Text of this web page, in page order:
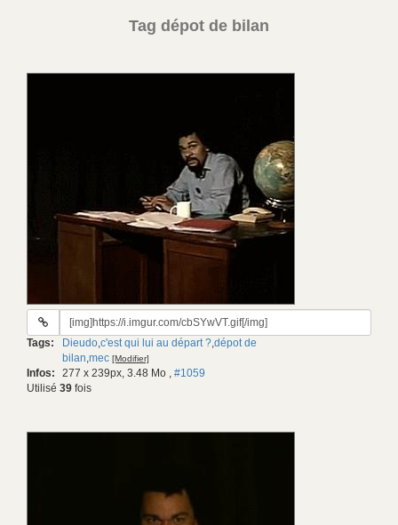
Tag dépot de bilan
URL
gif:
Tags: Dieudo,c'est qui lui au départ ?,dépot de
bilan,mec [Modifier]
Infos: 277 x 239px, 3.48 Mo , #1059
Utilisé 39 fois